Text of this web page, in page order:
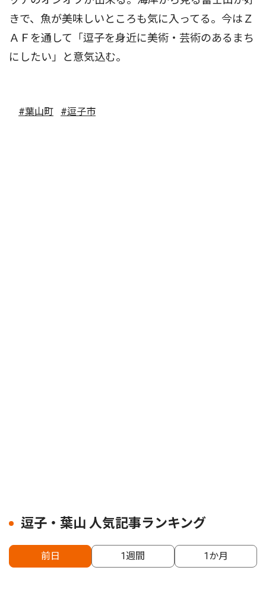
きで、魚が美味しいところも気に入ってる。今はＺ
ＡＦを通して「逗子を身近に美術・芸術のあるまち
にしたい」と意気込む。
#葉山町 #逗子市
逗子・葉山 人気記事ランキング
前日 1週間 1か月